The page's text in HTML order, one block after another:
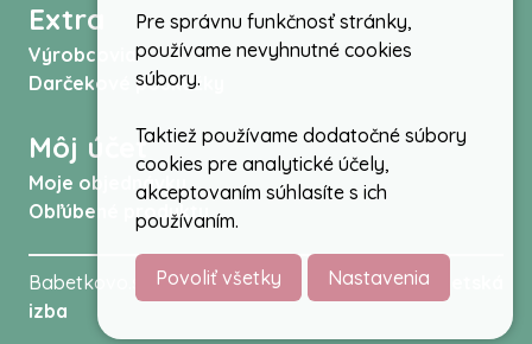
Extra
Výrobcovia
Darčekové poukážky
Môj účet
Moje objednávky
Obľúbené produkty
Babetkovo.sk © 2026 -Kočíky autosedačky,
izba
Pre správnu funkčnosť stránky,
používame nevyhnutné cookies
súbory.
Taktiež používame dodatočné súbory
cookies pre analytické účely,
akceptovaním súhlasíte s ich
používaním.
Povoliť všetky Nastavenia